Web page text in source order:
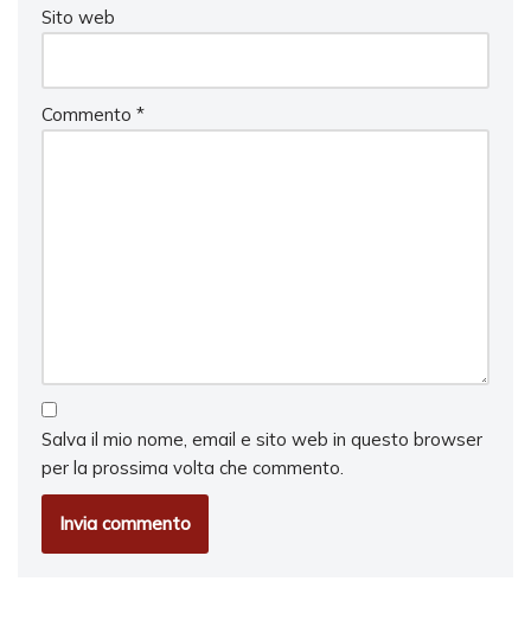
Sito web
Commento *
Salva il mio nome, email e sito web in questo browser
per la prossima volta che commento.